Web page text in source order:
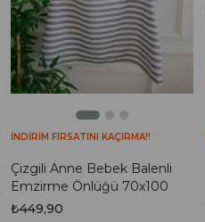
Çizgili Anne Bebek Balenli
Emzirme Önlüğü 70x100
₺449,90
İNDİRİM FIRSATINI KAÇIRMA!!